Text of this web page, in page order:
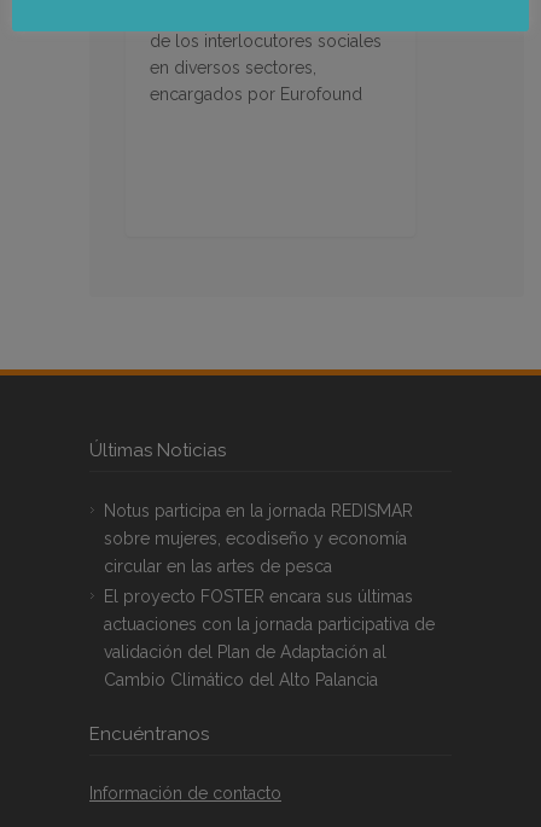
de los interlocutores sociales
en diversos sectores,
encargados por Eurofound
Últimas Noticias
Notus participa en la jornada REDISMAR
sobre mujeres, ecodiseño y economía
circular en las artes de pesca
El proyecto FOSTER encara sus últimas
actuaciones con la jornada participativa de
validación del Plan de Adaptación al
Cambio Climático del Alto Palancia
Encuéntranos
Información de contacto